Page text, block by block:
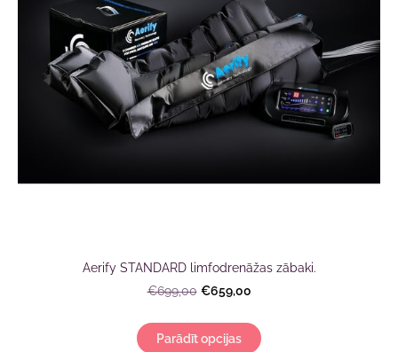
Aerify STANDARD limfodrenāžas zābaki.
€699,00 €659,00
Parādīt opcijas